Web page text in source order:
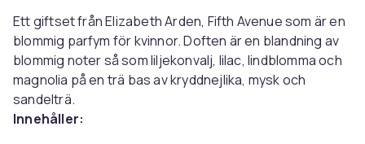
Ett giftset från Elizabeth Arden, Fifth Avenue som är en
blommig parfym för kvinnor. Doften är en blandning av
blommig noter så som liljekonvalj, lilac, lindblomma och
magnolia på en trä bas av kryddnejlika, mysk och
sandelträ.
Innehåller: